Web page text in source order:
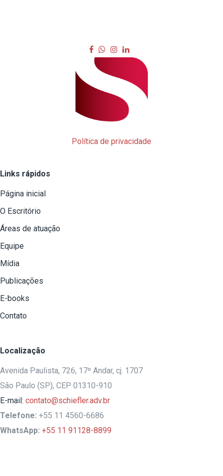
Política de privacidade
Links rápidos
Página inicial
O Escritório
Áreas de atuação
Equipe
Mídia
Publicações
E-books
Contato
Localização
Avenida Paulista, 726, 17º Andar, cj. 1707
São Paulo (SP), CEP 01310-910
E-mail: contato@schiefler.adv.br
Telefone: +55 11 4560-6686
WhatsApp: +55 11 91128-8899